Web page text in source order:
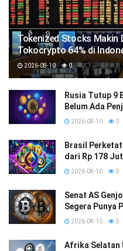
Tokenized Stocks Makin
Tokocrypto 64% di
2026-08-10 0
Rusia Tutup 9
Belum Ada
2026-08-10 0
Brasil
dari Rp 178
2026-08-10 0
Senat AS
Segera Punya
2026-08-10 0
Afrika Selatan